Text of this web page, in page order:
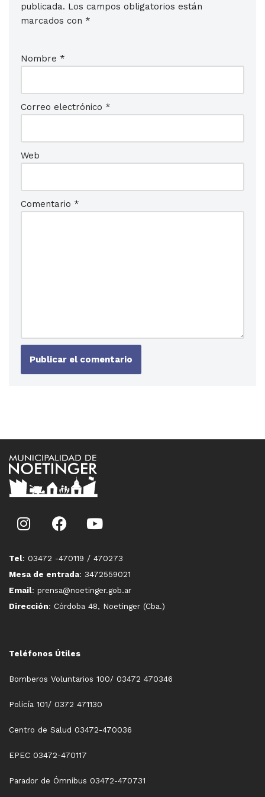
publicada. Los campos obligatorios están
marcados con *
Nombre *
Correo electrónico *
Web
Comentario *
Tel: 03472 -470119 / 470273
Mesa de entrada: 3472559021
Email: prensa@noetinger.gob.ar
Dirección: Córdoba 48, Noetinger (Cba.)
Teléfonos Útiles
Bomberos Voluntarios 100/ 03472 470346
Policía 101/ 0372 471130
Centro de Salud 03472-470036
EPEC 03472-470117
Parador de Ómnibus 03472-470731